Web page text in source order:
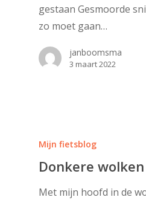
gestaan Gesmoorde
zo moet gaan…
janboomsma
3 maart 2022
Mijn fietsblog
Donkere wolken
Met mijn hoofd in de